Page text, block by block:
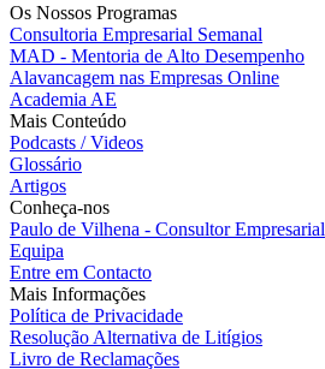
Os Nossos Programas
Consultoria Empresarial Semanal
MAD - Mentoria de Alto Desempenho
Alavancagem nas Empresas Online
Academia AE
Mais Conteúdo
Podcasts / Videos
Glossário
Artigos
Conheça-nos
Paulo de Vilhena - Consultor Empresarial
Equipa
Entre em Contacto
Mais Informações
Política de Privacidade
Resolução Alternativa de Litígios
Livro de Reclamações